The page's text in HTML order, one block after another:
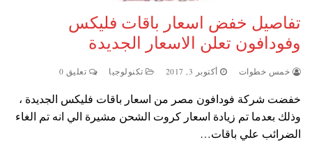
تفاصيل خفض اسعار باقات فليكس
وفودافون تعلن الاسعار الجديدة
خمس خطوات أكتوبر 3, 2017 تكنولوجيا تعليق 0
خفضت شركة فودافون مصر من اسعار باقات فليكس الجديدة ،
وذلك بعدما تم زيادة اسعار كروت الشحن مشيرة الي انه تم الغاء
الضرائب علي باقات…